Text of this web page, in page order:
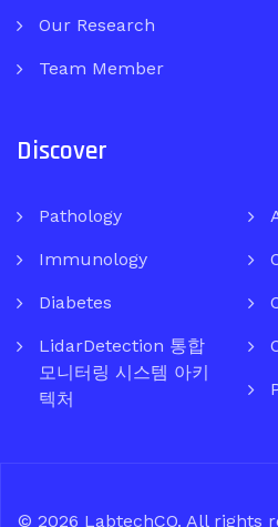
Our Research
Team Member
Discover
Pathology
Immunology
Diabetes
LidarDetection 통합
모니터링 시스템 아키
텍처
© 2026 LabtechCO. All rights